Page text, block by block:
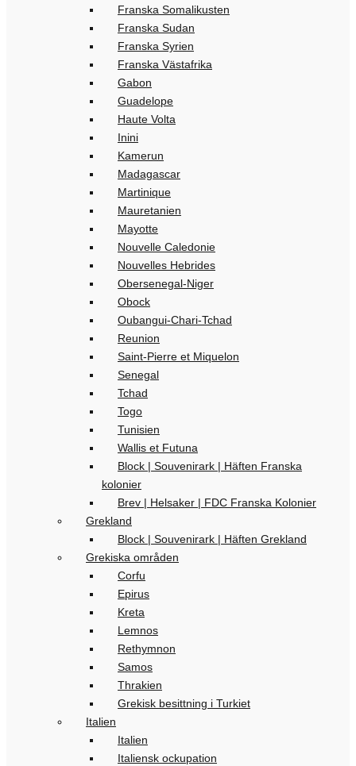
Franska Somalikusten
Franska Sudan
Franska Syrien
Franska Västafrika
Gabon
Guadelope
Haute Volta
Inini
Kamerun
Madagascar
Martinique
Mauretanien
Mayotte
Nouvelle Caledonie
Nouvelles Hebrides
Obersenegal-Niger
Obock
Oubangui-Chari-Tchad
Reunion
Saint-Pierre et Miquelon
Senegal
Tchad
Togo
Tunisien
Wallis et Futuna
Block | Souvenirark | Häften Franska
kolonier
Brev | Helsaker | FDC Franska Kolonier
Grekland
Block | Souvenirark | Häften Grekland
Grekiska områden
Corfu
Epirus
Kreta
Lemnos
Rethymnon
Samos
Thrakien
Grekisk besittning i Turkiet
Italien
Italien
Italiensk ockupation